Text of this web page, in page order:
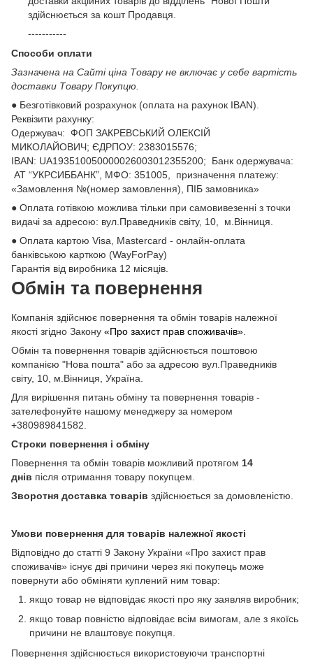
здійснюється за кошт Продавця.
-----------
Способи оплати
Зазначена на Сайті ціна Товару не включає у себе вартість
доставки Товару Покупцю.
● Безготівковий розрахунок (оплата на рахунок IBAN).
Реквізити рахунку:
Одержувач: ФОП ЗАКРЕВСЬКИЙ ОЛЕКСІЙ
МИКОЛАЙОВИЧ; ЄДРПОУ: 2383015576;
ІВАN: UA193510050000026003012355200; Банк одержувача:
АТ “УКРСИББАНК”, МФО: 351005, призначення платежу:
«Замовлення №(номер замовлення), ПІБ замовника»
● Оплата готівкою можлива тільки при самовивезенні з точки
видачі за адресою: вул.Праведників світу, 10, м.Вінниця.
● Оплата картою Visa, Mastercard - онлайн-оплата
банківською карткою (WayForPay)
Гарантія від виробника 12 місяців.
Обмін та повернення
Компанія здійснює повернення та обмін товарів належної
якості згідно Закону «Про захист прав споживачів»
Обмін та повернення товарів здійснюється поштовою
компанією "Нова пошта" або за адресою вул.Праведників
світу, 10, м.Вінниця, Україна.
Для вирішення питань обміну та повернення товарів -
зателефонуйте нашому менеджеру за номером
+380989841582.
Строки повернення і обміну
Повернення та обмін товарів можливий протягом 14
днів після отримання товару покупцем.
Зворотня доставка товарів здійснюється за домовленістю.
Умови повернення для товарів належної якості
Відповідно до статті 9 Закону України «Про захист прав
споживачів» існує дві причини через які покупець може
повернути або обміняти куплений ним товар:
якщо товар не відповідає якості про яку заявляв виробник;
якщо товар повністю відповідає всім вимогам, але з якоїсь
причини не влаштовує покупця.
Повернення здійснюється використовуючи транспортні